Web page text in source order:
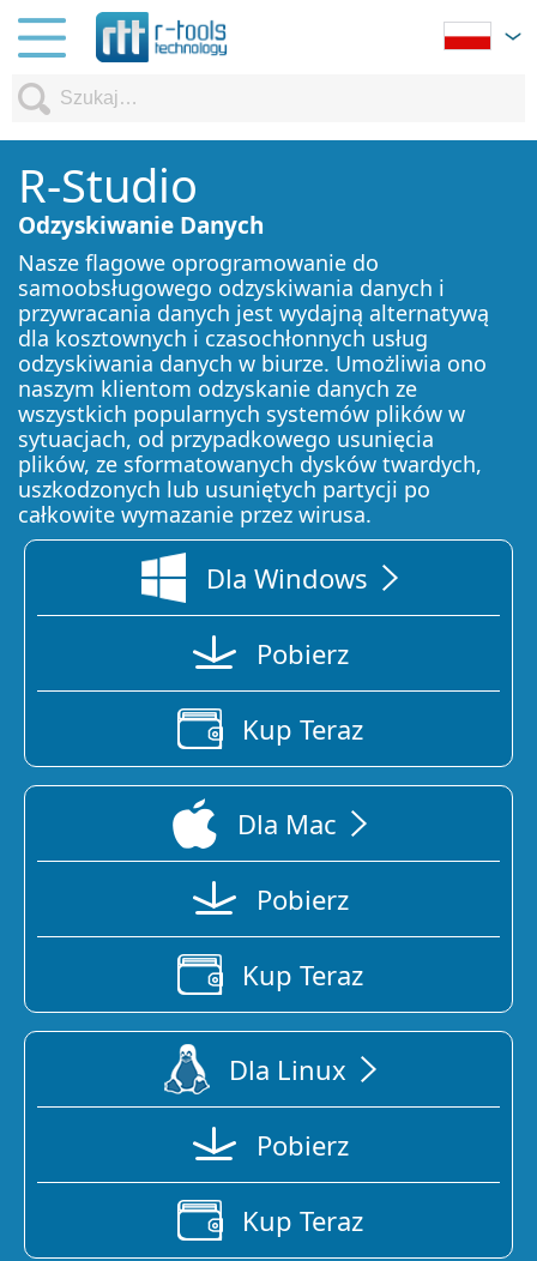
R-Studio
Odzyskiwanie Danych
Nasze flagowe oprogramowanie do
samoobsługowego odzyskiwania danych i
przywracania danych jest wydajną alternatywą
dla kosztownych i czasochłonnych usług
odzyskiwania danych w biurze. Umożliwia ono
naszym klientom odzyskanie danych ze
wszystkich popularnych systemów plików w
sytuacjach, od przypadkowego usunięcia
plików, ze sformatowanych dysków twardych,
uszkodzonych lub usuniętych partycji po
całkowite wymazanie przez wirusa.
Dla Windows
Pobierz
Kup Teraz
Dla Mac
Pobierz
Kup Teraz
Dla Linux
Pobierz
Kup Teraz